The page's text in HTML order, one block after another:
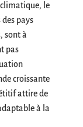
le
pays
sont à
pas
croissante
attire de
à la